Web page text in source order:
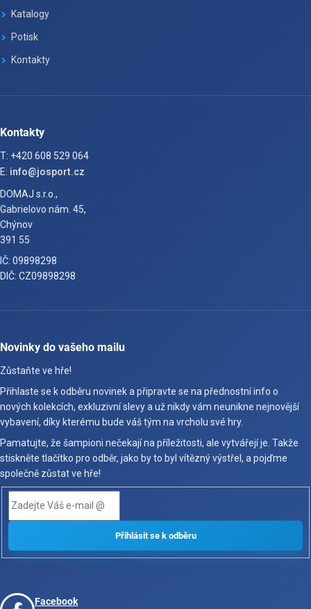
Katalogy
Potisk
Kontakty
Kontakty
T: +420 608 529 064
E: info@josport.cz
DOMAJ s.r.o.,
Gabrielovo nám. 45,
Chýnov
391 55
IČ: 09898298
DIČ: CZ09898298
Novinky do vašeho mailu
Zůstaňte ve hře!
Přihlaste se k odběru novinek a připravte se na přednostní info o
nových kolekcích, exkluzivní slevy a už nikdy vám neunikne nejnovější
vybavení, díky kterému bude váš tým na vrcholu své hry.
Pamatujte, že šampioni nečekají na příležitosti, ale vytvářejí je. Takže
stiskněte tlačítko pro odběr, jako by to byl vítězný výstřel, a pojďme
společně zůstat ve hře!
Facebook